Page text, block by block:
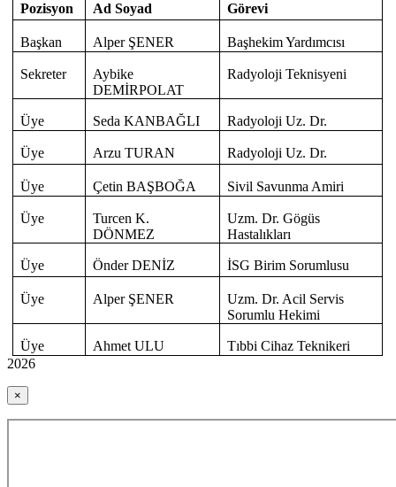
Pozisyon Ad Soyad Görevi
Başkan Alper ŞENER Başhekim Yardımcısı
Sekreter
Aybike
DEMİRPOLAT
Radyoloji Teknisyeni
Üye Seda KANBAĞLI Radyoloji Uz. Dr.
Üye Arzu TURAN Radyoloji Uz. Dr.
Üye Çetin BAŞBOĞA Sivil Savunma Amiri
Üye
Turcen K.
DÖNMEZ
Uzm. Dr. Gögüs
Hastalıkları
Üye Önder DENİZ İSG Birim Sorumlusu
Üye Alper ŞENER
Uzm. Dr. Acil Servis
Sorumlu Hekimi
Üye Ahmet ULU
Tıbbi Cihaz Teknikeri
2026
×